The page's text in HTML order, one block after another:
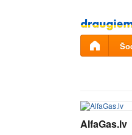
Pāriet
uz
saturu
AlfaGas.lv